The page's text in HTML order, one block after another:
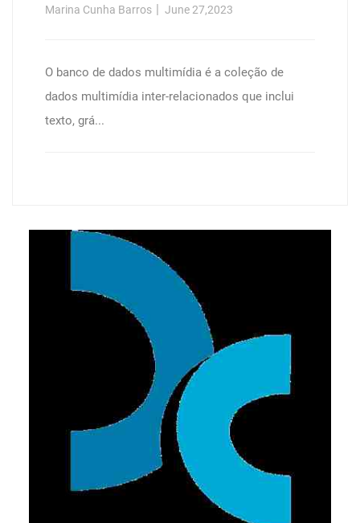
Marina Cunha Barros June 27,2023
O banco de dados multimídia é a coleção de
dados multimídia inter-relacionados que inclui
texto, grá...